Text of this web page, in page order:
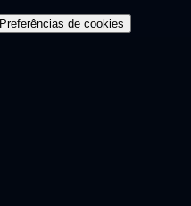
Preferências de cookies